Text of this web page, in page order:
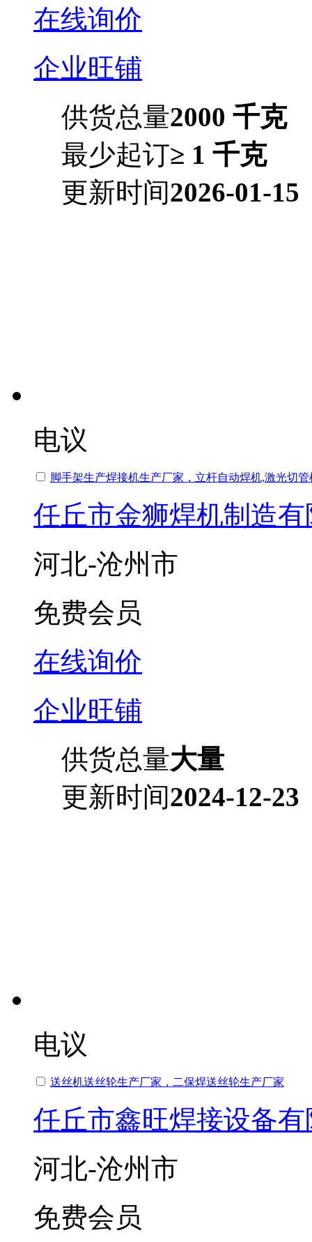
在线询价
企业旺铺
供货总量2000 千克
最少起订≥ 1 千克
更新时间2026-01-15
电议
脚手架生产焊接机生产厂家，立杆自动焊机,激光切
任丘市金狮焊机制造
河北-沧州市
免费会员
在线询价
企业旺铺
供货总量大量
更新时间2024-12-23
电议
送丝机送丝轮生产厂家，二保焊送丝轮生产厂家
任丘市鑫旺焊接设备
河北-沧州市
免费会员